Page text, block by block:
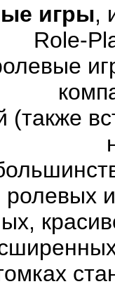
игры,
Role-
(также
ролевых